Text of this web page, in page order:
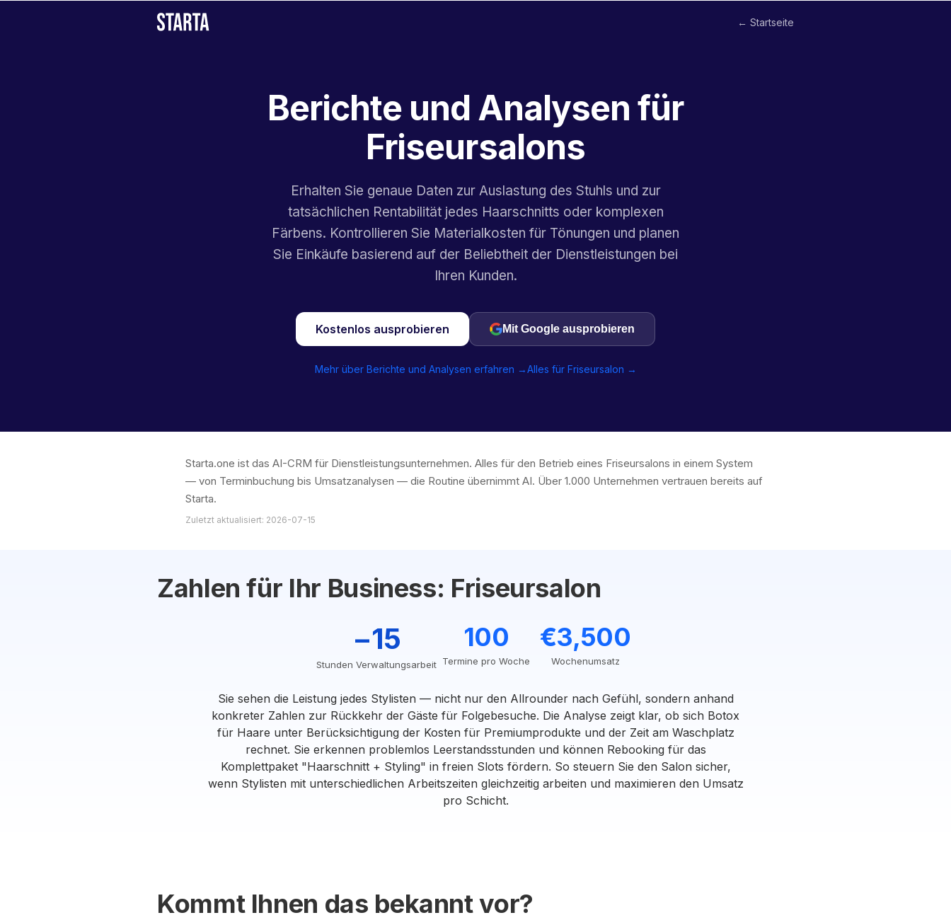
← Startseite
Berichte und Analysen für
Friseursalons
Erhalten Sie genaue Daten zur Auslastung des Stuhls und zur
tatsächlichen Rentabilität jedes Haarschnitts oder komplexen
Färbens. Kontrollieren Sie Materialkosten für Tönungen und planen
Sie Einkäufe basierend auf der Beliebtheit der Dienstleistungen bei
Ihren Kunden.
Kostenlos ausprobieren Mit Google ausprobieren
Mehr über Berichte und Analysen erfahren →Alles für Friseursalon →
Starta.one ist das AI-CRM für Dienstleistungsunternehmen. Alles für den Betrieb eines Friseursalons in einem System
— von Terminbuchung bis Umsatzanalysen — die Routine übernimmt AI. Über 1.000 Unternehmen vertrauen bereits auf
Starta.
Zuletzt aktualisiert: 2026-07-15
Zahlen für Ihr Business: Friseursalon
−15
Stunden Verwaltungsarbeit
100
Termine pro Woche
€3,500
Wochenumsatz
Sie sehen die Leistung jedes Stylisten — nicht nur den Allrounder nach Gefühl, sondern anhand
konkreter Zahlen zur Rückkehr der Gäste für Folgebesuche. Die Analyse zeigt klar, ob sich Botox
für Haare unter Berücksichtigung der Kosten für Premiumprodukte und der Zeit am Waschplatz
rechnet. Sie erkennen problemlos Leerstandsstunden und können Rebooking für das
Komplettpaket "Haarschnitt + Styling" in freien Slots fördern. So steuern Sie den Salon sicher,
wenn Stylisten mit unterschiedlichen Arbeitszeiten gleichzeitig arbeiten und maximieren den Umsatz
pro Schicht.
Kommt Ihnen das bekannt vor?